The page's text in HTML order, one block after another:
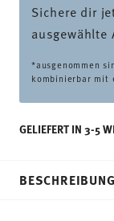
Sichere dir
ausgewählte
*ausgenommen
kombinierbar mit
GELIEFERT IN 3-5
BESCHREIBUNG